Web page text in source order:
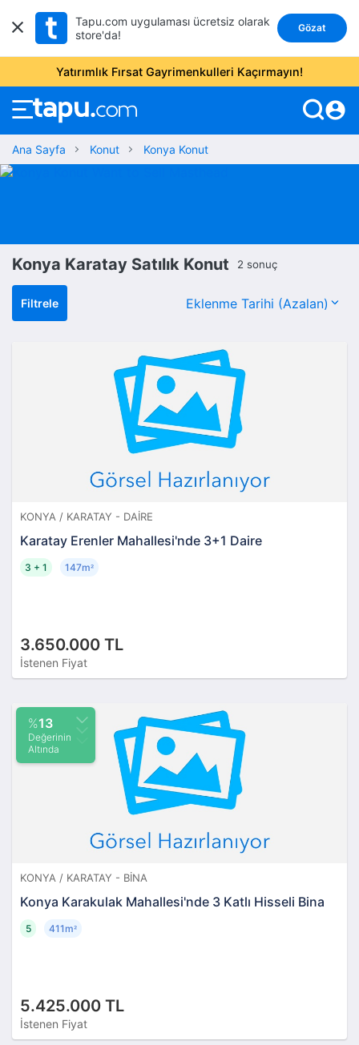
Tapu.com uygulaması ücretsiz olarak
store'da!
Gözat
Yatırımlık Fırsat Gayrimenkulleri Kaçırmayın!
account_circle
Ana Sayfa Konut Konya Konut
Konya Karatay Satılık Konut 2 sonuç
Filtrele
KONYA / KARATAY - DAIRE
Karatay Erenler Mahallesi'nde 3+1 Daire
3.650.000 TL
İstenen Fiyat
3 + 1 147m²
%13
Değerinin
Altında
KONYA / KARATAY - BINA
Konya Karakulak Mahallesi'nde 3 Katlı Hisseli Bina
5.425.000 TL
İstenen Fiyat
5 411m²